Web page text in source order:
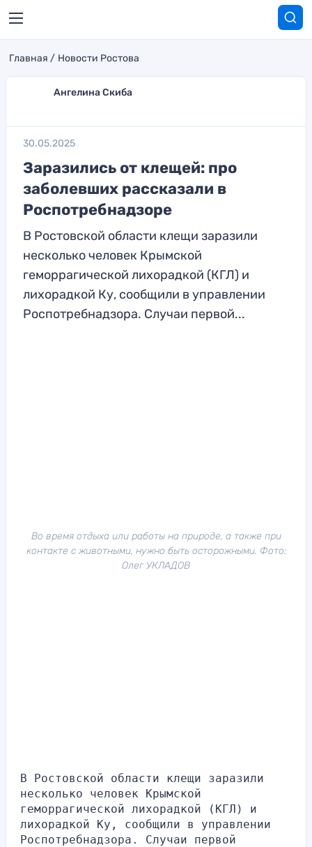
Главная Новости Ростова
Ангелина Скиба
30.05.2025
Заразились от клещей: про
заболевших рассказали в
Роспотребнадзоре
В Ростовской области клещи заразили
несколько человек Крымской
геморрагической лихорадкой (КГЛ) и
лихорадкой Ку, сообщили в управлении
Роспотребнадзора. Случаи первой...
Во время отдыха или работы на природе, а также при
контакте с животными, нужно быть осторожными. Фото:
Олег УКЛАДОВ
В Ростовской области клещи заразили
несколько человек Крымской
геморрагической лихорадкой (КГЛ) и
лихорадкой Ку, сообщили в управлении
Роспотребнадзора. Случаи первой